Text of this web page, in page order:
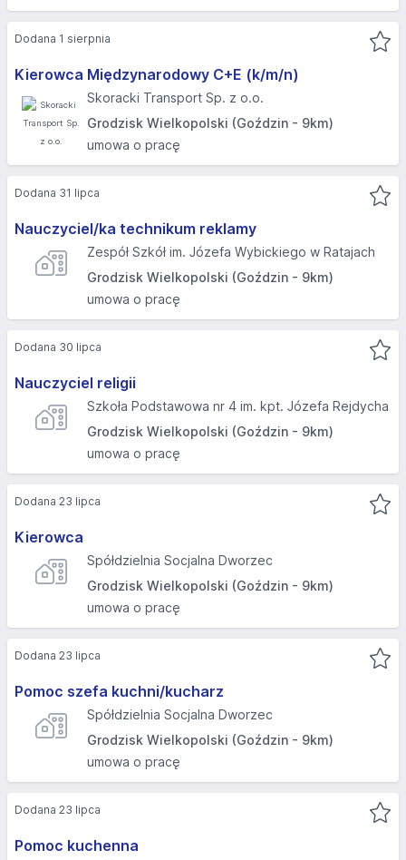
Kierowca Międzynarodowy C+E (k/m/n)
Skoracki Transport Sp. z o.o.
Grodzisk Wielkopolski (Goździn - 9km)
umowa o pracę
Dodana 1 sierpnia
Nauczyciel/ka technikum reklamy
Zespół Szkół im. Józefa Wybickiego w Ratajach
Grodzisk Wielkopolski (Goździn - 9km)
umowa o pracę
Dodana 31 lipca
Nauczyciel religii
Szkoła Podstawowa nr 4 im. kpt. Józefa Rejdycha
Grodzisk Wielkopolski (Goździn - 9km)
umowa o pracę
Dodana 30 lipca
Kierowca
Spółdzielnia Socjalna Dworzec
Grodzisk Wielkopolski (Goździn - 9km)
umowa o pracę
Dodana 23 lipca
Pomoc szefa kuchni/kucharz
Spółdzielnia Socjalna Dworzec
Grodzisk Wielkopolski (Goździn - 9km)
umowa o pracę
Dodana 23 lipca
Pomoc kuchenna
Dodana 23 lipca